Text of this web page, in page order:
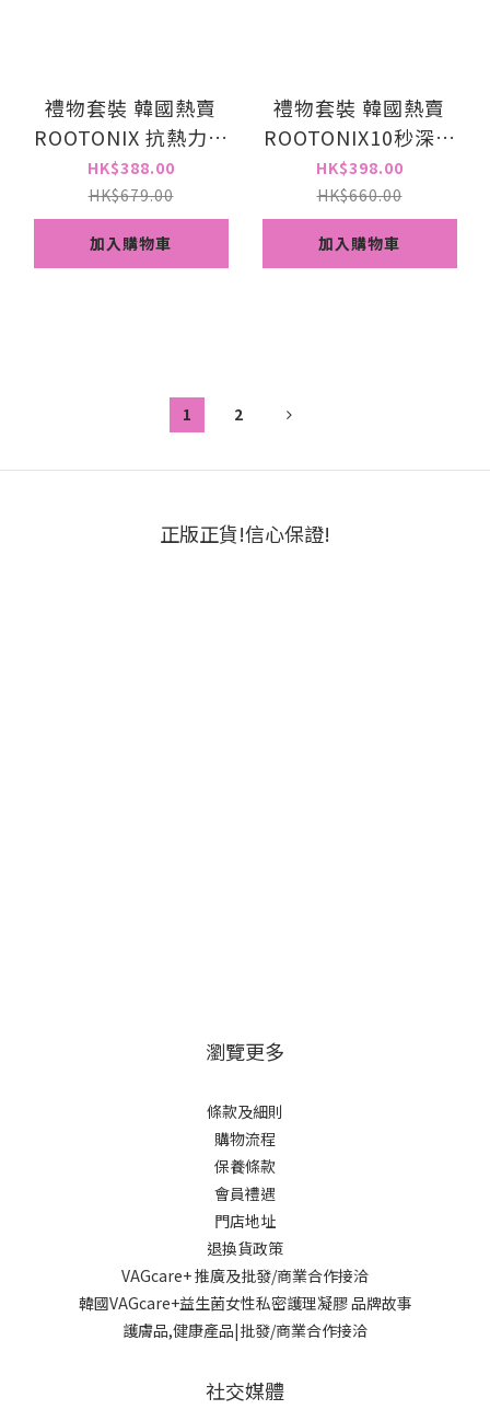
禮物套裝 韓國熱賣
ROOTONIX 抗熱力抗
毛躁護髮噴霧 x 10秒
深層滋潤角蛋白護髮膜
HK$388.00
HK$679.00
加入購物車
禮物套裝 韓國熱賣
ROOTONIX10秒深層
滋潤角蛋白護髮膜 +
深層頭皮清潔洗頭磨砂
膏
HK$398.00
HK$660.00
加入購物車
1 2
正版正貨!信心保證!
瀏覽更多
條款及細則
購物流程
保養條款
會員禮遇
門店地址
退換貨政策
VAGcare+ 推廣及批發/商業合作接洽
韓國VAGcare+益生菌女性私密護理凝膠 品牌故事
護膚品,健康產品|批發/商業合作接洽
社交媒體